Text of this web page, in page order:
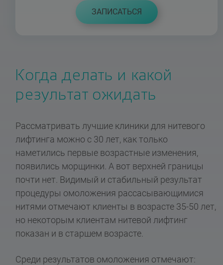
ЗАПИСАТЬСЯ
Когда делать и какой
результат ожидать
Рассматривать лучшие клиники для нитевого
лифтинга можно с 30 лет, как только
наметились первые возрастные изменения,
появились морщинки. А вот верхней границы
почти нет. Видимый и стабильный результат
процедуры омоложения рассасывающимися
нитями отмечают клиенты в возрасте 35-50 лет,
но некоторым клиентам нитевой лифтинг
показан и в старшем возрасте.
Среди результатов омоложения отмечают: